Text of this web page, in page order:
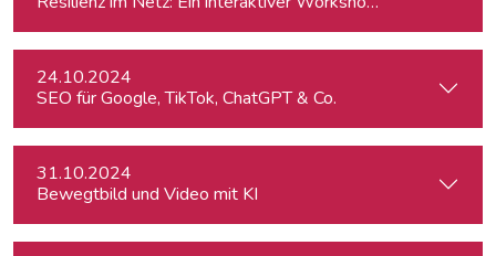
24.10.2024
SEO für Google, TikTok, ChatGPT & Co.
31.10.2024
Bewegtbild und Video mit KI